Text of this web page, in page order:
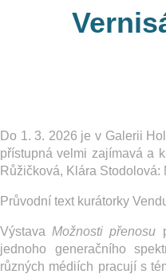
Do 1. 3. 2026 je v Galerii
přístupná velmi zajímavá a
Růžičková, Klára Stodolová:
Průvodní text kurátorky
Výstava Možnosti přenosu
jednoho generačního
různých médiích pracují s